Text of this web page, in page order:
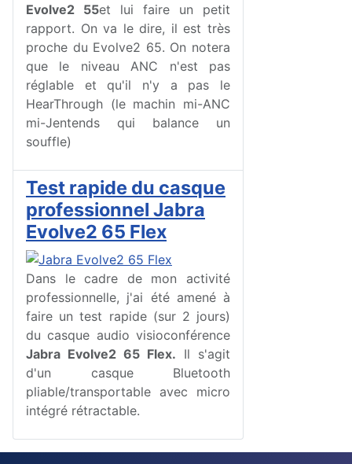
Evolve2 55et lui faire un petit
rapport. On va le dire, il est très
proche du Evolve2 65. On notera
que le niveau ANC n'est pas
réglable et qu'il n'y a pas le
HearThrough (le machin mi-ANC
mi-Jentends qui balance un
souffle)
Test rapide du casque
professionnel Jabra
Evolve2 65 Flex
Dans le cadre de mon activité
professionnelle, j'ai été amené à
faire un test rapide (sur 2 jours)
du casque audio visioconférence
Jabra Evolve2 65 Flex. Il s'agit
d'un casque Bluetooth
pliable/transportable avec micro
intégré rétractable.